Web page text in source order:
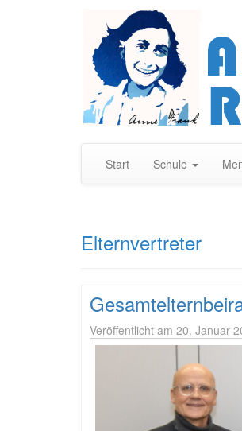
Start Schule
Elternvertreter
Veröffentlicht am 20. Januar